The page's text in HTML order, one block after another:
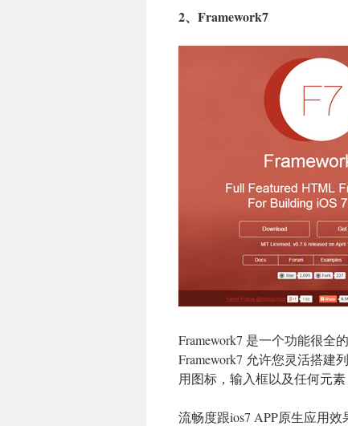
2、Framework7
Framework7 是一个功能很全
Framework7 允许您灵活搭建
用图标，输入框以及任何元素
流畅度跟ios7 APP原生应用